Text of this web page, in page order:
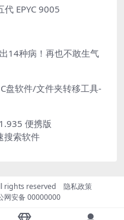
EPYC 9005
14种病！再也不敢生气
盘软件/文件夹转移工具-
便携版
搜索软件
rights reserved 隐私政策
网安备 00000000